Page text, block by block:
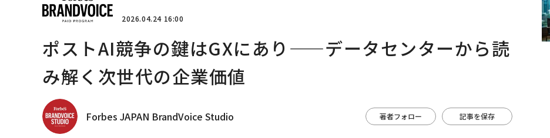
2026.04.24 16:00
ポストAI競争の鍵はGXにあり——データセンターから読
み解く次世代の企業価値
Forbes JAPAN BrandVoice Studio 著者フォロー 記事を保存